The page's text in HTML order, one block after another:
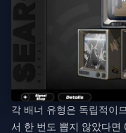
각 배너 유형은 독립적이
서 한 번도 뽑지 않았다